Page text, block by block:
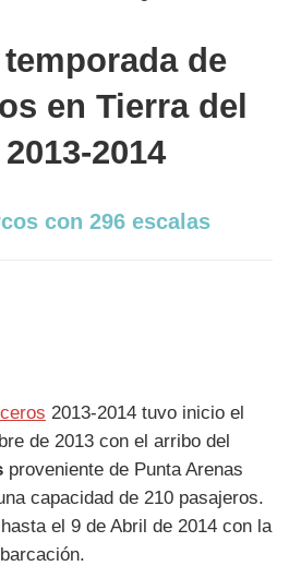
de
en Tierra del
2014
con 296 escalas
2013-2014 tuvo inicio el
de 2013 con el arribo del
proveniente de Punta Arenas
capacidad de 210 pasajeros.
el 9 de Abril de 2014 con la